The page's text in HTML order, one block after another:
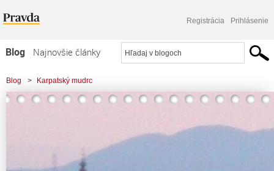
Registrácia Prihlásenie
Blog
Najnovšie články
Najčítanejšie články
Najkomentovanejšie články
Blog > Karpatský mudrc